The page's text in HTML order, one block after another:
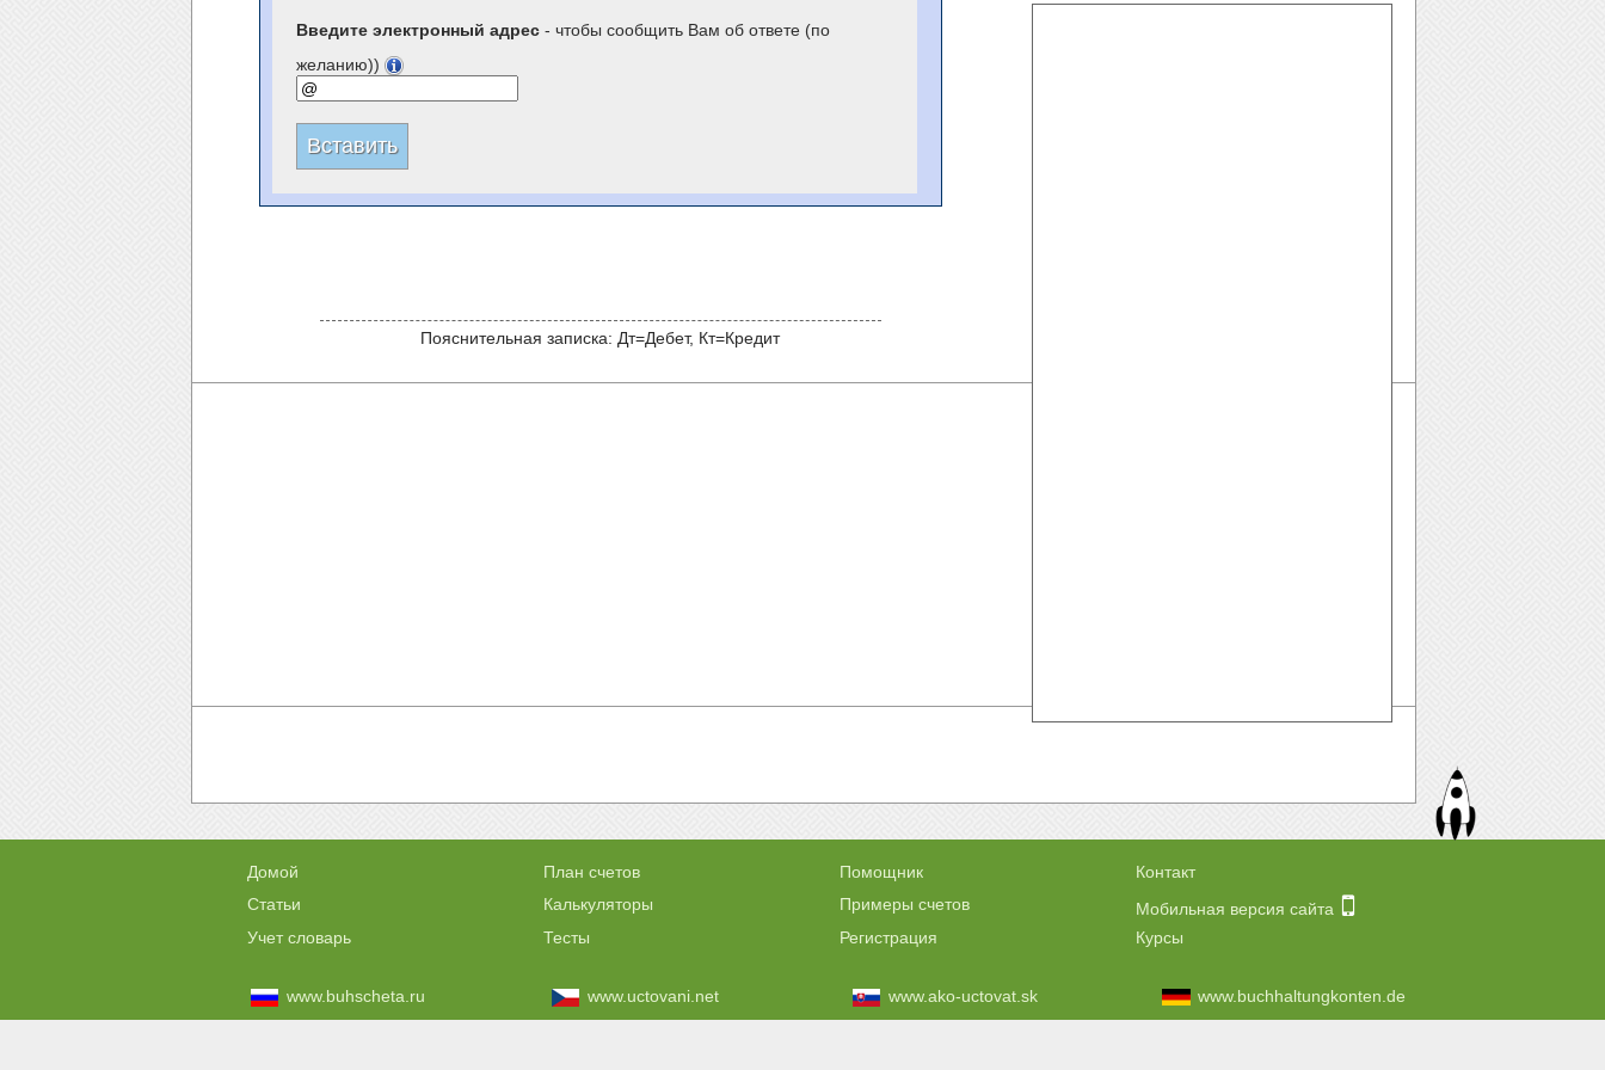
Введите электронный адрес- чтобы сообщить Вам об ответе (по
желанию))
Пояснительная записка: Дт=Дебет, Кт=Кредит
Домой План счетов Помощник
Контакт
Статьи
Калькуляторы Примеры счетов
Мобильная версия сайта
Учет словарь
Тесты Регистрация Курсы
www.buhscheta.ru www.uctovani.net www.ako-uctovat.sk
www.buchhaltungkonten.de